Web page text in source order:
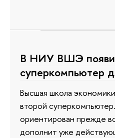
В НИУ ВШЭ
суперкомпьютер
Высшая школа
второй
ориентирован прежде
дополнит уже